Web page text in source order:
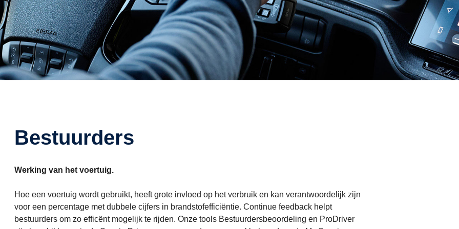
Bestuurders
Werking van het voertuig.
Hoe een voertuig wordt gebruikt, heeft grote invloed op het verbruik en kan verantwoordelijk zijn
voor een percentage met dubbele cijfers in brandstofefficiëntie. Continue feedback helpt
bestuurders om zo efficënt mogelijk te rijden. Onze tools Bestuurdersbeoordeling en ProDriver